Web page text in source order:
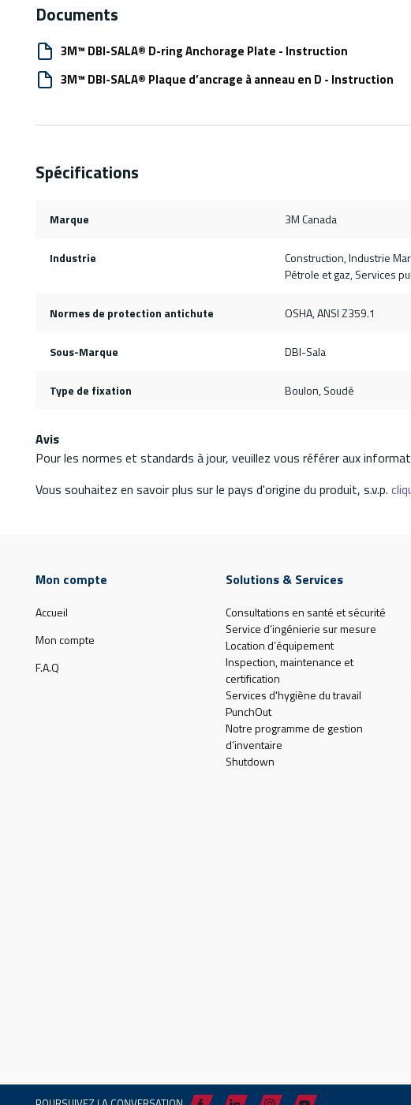
Documents
3M™ DBI-SALA® D-ring Anchorage Plate - Instruction
3M™ DBI-SALA® Plaque d’ancrage à anneau en D - Instruction
Spécifications
Marque 3M Canada
Industrie
Construction, Industrie
Pétrole et gaz, Services
Normes de protection antichute OSHA, ANSI Z359.1
Sous-Marque DBI-Sala
Type de fixation Boulon, Soudé
Avis
Pour les normes et standards à jour, veuillez vous référer aux
Vous souhaitez en savoir plus sur le pays d'origine du produit, s.v.p.
Mon compte
Accueil
Mon compte
F.A.Q
Solutions & Services
Consultations en santé et sécurité
Service d’ingénierie sur mesure
Location d’équipement
Inspection, maintenance et
certification
Services d'hygiène du travail
PunchOut
Notre programme de gestion
d’inventaire
Shutdown